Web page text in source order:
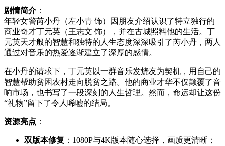
剧情简介：
年轻女警芮小丹（左小青 饰）因朋友介绍认识了特立独行的
商业奇才丁元英（王志文 饰），并在古城照料他的生活。丁
元英天才般的智慧和独特的人生态度深深吸引了芮小丹，两人
通过对音乐的热爱逐渐建立了深厚的感情。
在小丹的请求下，丁元英以一群音乐发烧友为契机，用自己的
智慧帮助贫困农村走向脱贫之路。他的商业才华不仅颠覆了音
响市场，也书写了一段深刻的人生哲理。然而，命运却让这份
“礼物”留下了令人唏嘘的结局。
资源亮点 ：
双版本修复 ：1080P与4K版本随心选择，画质更清晰；